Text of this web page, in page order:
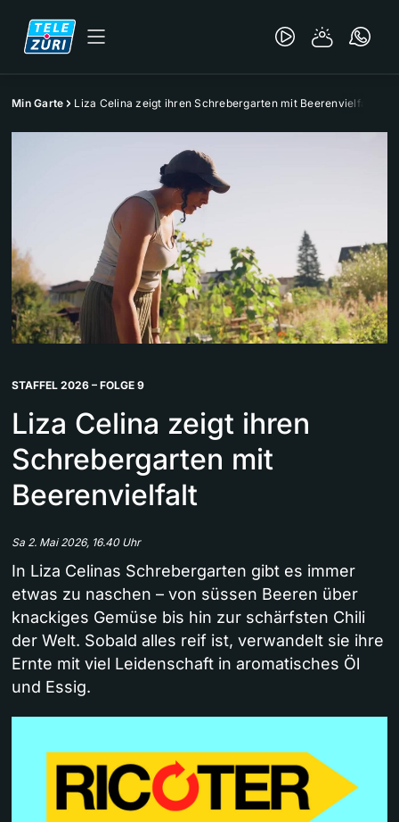
Min Garte Liza Celina zeigt ihren Schrebergarten mit Beerenvielfalt
STAFFEL 2026 – FOLGE 9
Liza Celina zeigt ihren
Schrebergarten mit
Beerenvielfalt
Sa 2. Mai 2026, 16.40 Uhr
In Liza Celinas Schrebergarten gibt es immer
etwas zu naschen – von süssen Beeren über
knackiges Gemüse bis hin zur schärfsten Chili
der Welt. Sobald alles reif ist, verwandelt sie ihre
Ernte mit viel Leidenschaft in aromatisches Öl
und Essig.